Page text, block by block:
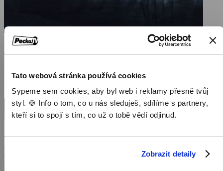
Tato webová stránka používá cookies
Sypeme sem cookies, aby byl web i reklamy přesně tvůj
styl. 🍪 Info o tom, co u nás sleduješ, sdílíme s partnery,
kteří si to spojí s tím, co už o tobě vědí odjinud.
Zobrazit detaily
Mělčiny
Filmy / Thrillery / Dramatické filmy